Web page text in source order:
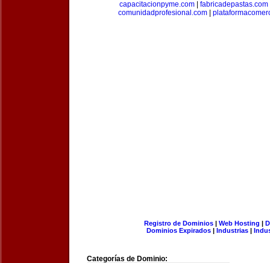
capacitacionpyme.com
fabricadepastas.com
comunidadprofesional.com|
Registro de Dominios| Web Hosting |
Dominios Expirados | Industrias |
Categorías de Dominio: